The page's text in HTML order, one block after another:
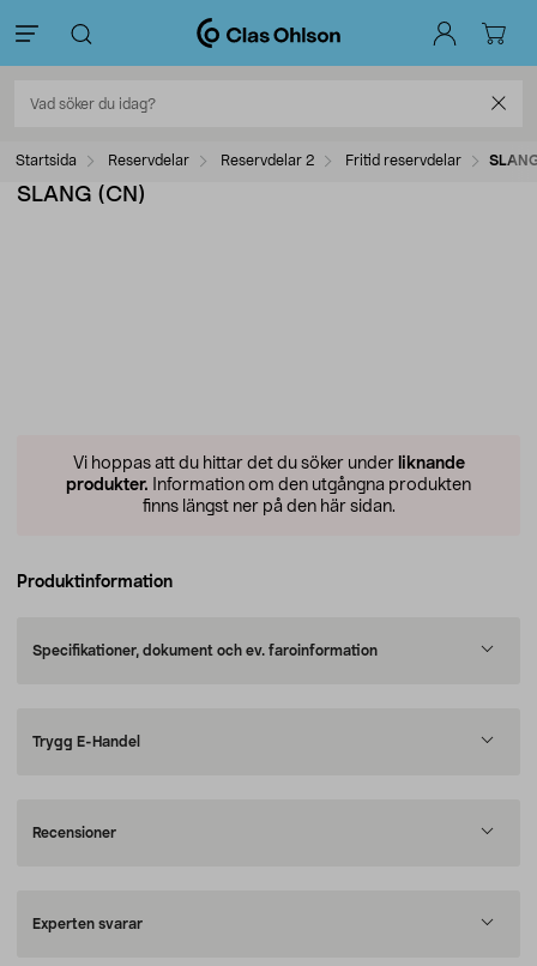
Startsida Reservdelar Reservdelar 2 Fritid reservdelar
SLANG (CN)
Vi hoppas att du hittar det du söker under liknande
produkter. Information om den utgångna produkten
finns längst ner på den här sidan.
Produktinformation
Specifikationer, dokument och ev. faroinformation
Trygg E-Handel
Recensioner
Experten svarar